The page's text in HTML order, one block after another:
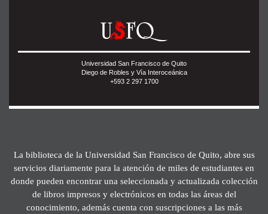
Universidad San Francisco de Quito
Diego de Robles y Vía Interoceánica
+593 2 297 1700
La biblioteca de la Universidad San Francisco de Quito, abre sus
servicios diariamente para la atención de miles de estudiantes en
donde pueden encontrar una seleccionada y actualizada colección
de libros impresos y electrónicos en todas las áreas del
conocimiento, además cuenta con suscripciones a las más